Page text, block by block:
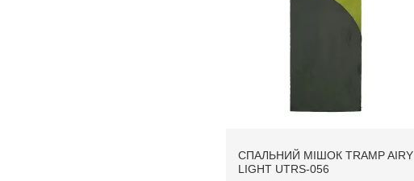
СПАЛЬНИЙ МІШОК TRAMP AIRY
LIGHT UTRS-056